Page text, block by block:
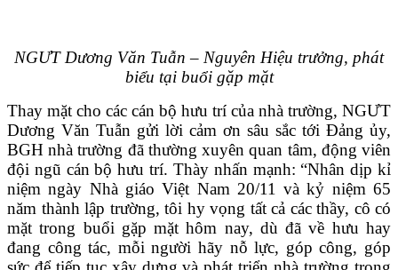
NGƯT Dương Văn Tuẫn – Nguyên Hiệu trưởng, phát
biểu tại buổi gặp mặt
Thay mặt cho các cán bộ hưu trí của nhà trường, NGƯT
Dương Văn Tuẫn gửi lời cảm ơn sâu sắc tới Đảng ủy,
BGH nhà trường đã thường xuyên quan tâm, động viên
đội ngũ cán bộ hưu trí. Thày nhấn mạnh: “Nhân dịp kỉ
niệm ngày Nhà giáo Việt Nam 20/11 và kỷ niệm 65
năm thành lập trường, tôi hy vọng tất cả các thầy, cô có
mặt trong buổi gặp mặt hôm nay, dù đã về hưu hay
đang công tác, mỗi người hãy nỗ lực, góp công, góp